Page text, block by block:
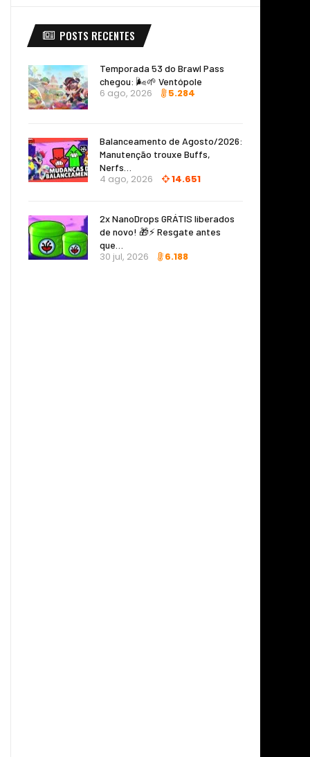
POSTS RECENTES
Temporada 53 do Brawl Pass
chegou: 🌬️🌱 Ventópole
6 ago, 2026 5.284
Balanceamento de Agosto/2026:
Manutenção trouxe Buffs,
Nerfs…
4 ago, 2026 14.651
2x NanoDrops GRÁTIS liberados
de novo! 🎁⚡ Resgate antes
que…
30 jul, 2026 6.188